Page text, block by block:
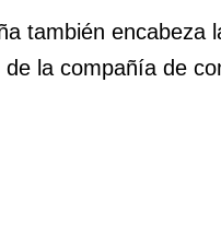
también encabeza
la compañía de